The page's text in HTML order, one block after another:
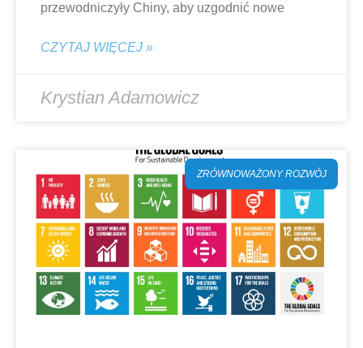
przewodniczyły Chiny, aby uzgodnić nowe
CZYTAJ WIĘCEJ »
Krystian Adamowicz
ZRÓWNOWAŻONY ROZWÓJ